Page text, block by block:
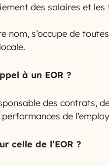
des salaires et
nom, s’occupe de
à un EOR ?
des contrats,
de
celle de l’EOR ?